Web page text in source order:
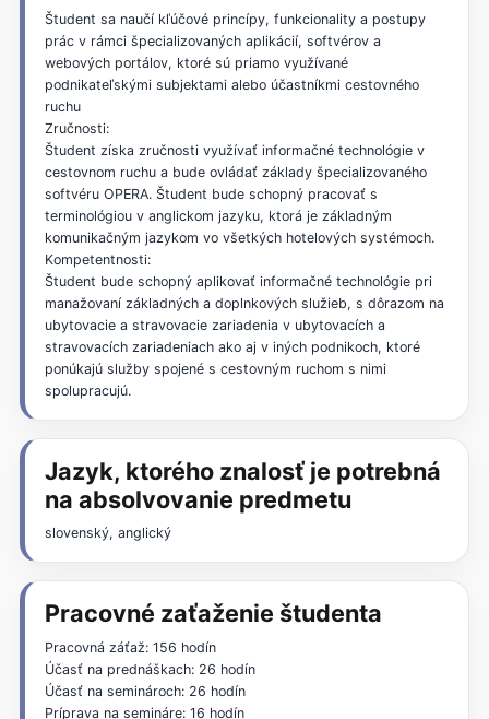
Študent sa naučí kľúčové princípy, funkcionality a postupy
prác v rámci špecializovaných aplikácií, softvérov a
webových portálov, ktoré sú priamo využívané
podnikateľskými subjektami alebo účastníkmi cestovného
ruchu
Zručnosti:
Študent získa zručnosti využívať informačné technológie v
cestovnom ruchu a bude ovládať základy špecializovaného
softvéru OPERA. Študent bude schopný pracovať s
terminológiou v anglickom jazyku, ktorá je základným
komunikačným jazykom vo všetkých hotelových systémoch.
Kompetentnosti:
Študent bude schopný aplikovať informačné technológie pri
manažovaní základných a doplnkových služieb, s dôrazom na
ubytovacie a stravovacie zariadenia v ubytovacích a
stravovacích zariadeniach ako aj v iných podnikoch, ktoré
ponúkajú služby spojené s cestovným ruchom s nimi
spolupracujú.
Jazyk, ktorého znalosť je potrebná
na absolvovanie predmetu
slovenský, anglický
Pracovné zaťaženie študenta
Pracovná záťaž: 156 hodín
Účasť na prednáškach: 26 hodín
Účasť na seminároch: 26 hodín
Príprava na semináre: 16 hodín